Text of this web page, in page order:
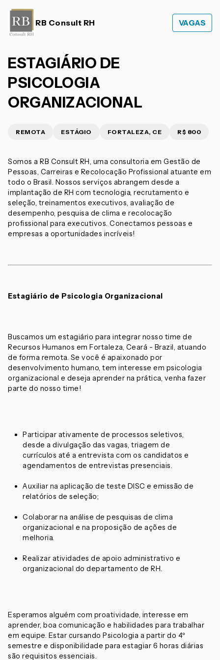
RB Consult RH VAGAS
ESTAGIÁRIO DE
PSICOLOGIA
ORGANIZACIONAL
REMOTA ESTÁGIO FORTALEZA, CE R$ 800
Somos a RB Consult RH, uma consultoria em Gestão de
Pessoas, Carreiras e Recolocação Profissional atuante em
todo o Brasil. Nossos serviços abrangem desde a
implantação de RH com tecnologia, recrutamento e
seleção, treinamentos executivos, avaliação de
desempenho, pesquisa de clima e recolocação
profissional para executivos. Conectamos pessoas e
empresas a oportunidades incríveis!
Estagiário de Psicologia Organizacional
Buscamos um estagiário para integrar nosso time de
Recursos Humanos em Fortaleza, Ceará - Brazil, atuando
de forma remota. Se você é apaixonado por
desenvolvimento humano, tem interesse em psicologia
organizacional e deseja aprender na prática, venha fazer
parte do nosso time!
Participar ativamente de processos seletivos,
desde a divulgação das vagas, triagem de
currículos até a entrevista com os candidatos e
agendamentos de entrevistas presenciais.
Auxiliar na aplicação de teste DISC e emissão de
relatórios de seleção;
Colaborar na análise de pesquisas de clima
organizacional e na proposição de ações de
melhoria.
Realizar atividades de apoio administrativo e
organizacional do departamento de RH.
Esperamos alguém com proatividade, interesse em
aprender, boa comunicação e habilidades para trabalhar
em equipe. Estar cursando Psicologia a partir do 4º
semestre e disponibilidade para estagiar 6 horas diárias
são requisitos essenciais.